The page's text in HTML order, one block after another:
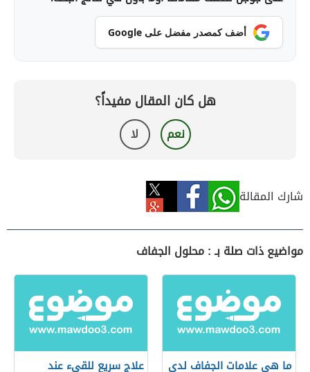
أضف كمصدر مفضل على Google
هل كان المقال مفيداً؟
نعم لا
شارك المقالة
مواضيع ذات صلة بـ : محلول الجفاف
ما هي علامات الجفاف لدى علاج سريع للقيء عند